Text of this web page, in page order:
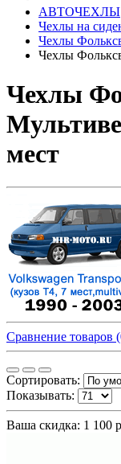
АВТОЧЕХЛЫ
Чехлы на
Чехлы
Чехлы
Чехлы
мест
Сравнение товаров
Сортировать:
Показывать:
Ваша скидка: 1 100